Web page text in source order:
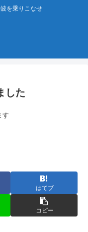
を乗りこなせ
した
す
はてブ
コピー